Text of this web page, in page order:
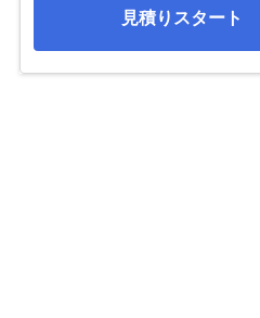
見積りスタート